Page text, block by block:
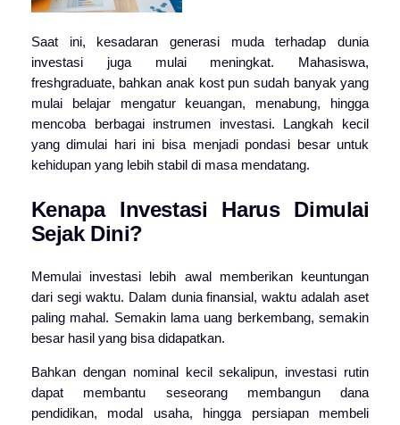
Saat ini, kesadaran generasi muda terhadap dunia
investasi juga mulai meningkat. Mahasiswa,
freshgraduate, bahkan anak kost pun sudah banyak yang
mulai belajar mengatur keuangan, menabung, hingga
mencoba berbagai instrumen investasi.
Langkah kecil
yang dimulai hari ini bisa menjadi pondasi besar untuk
kehidupan yang lebih stabil di masa mendatang.
Kenapa Investasi Harus Dimulai
Sejak Dini?
Memulai investasi lebih awal memberikan keuntungan
dari segi waktu. Dalam dunia finansial, waktu adalah aset
paling mahal. Semakin lama uang berkembang, semakin
besar hasil yang bisa didapatkan.
Bahkan dengan nominal kecil sekalipun, investasi rutin
dapat membantu seseorang membangun dana
pendidikan, modal usaha, hingga persiapan membeli